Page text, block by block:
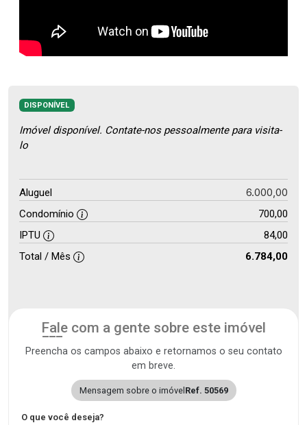
DISPONÍVEL
Imóvel disponível. Contate-nos pessoalmente para visita-
lo
Aluguel 6.000,00
Condomínio
700,00
IPTU
84,00
Total / Mês
6.784,00
Fale com a gente sobre este imóvel
Preencha os campos abaixo e retornamos o seu contato
em breve.
Mensagem sobre o imóvel Ref. 50569
O que você deseja?